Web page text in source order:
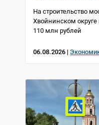
На строительство
Хвойнинском
110 млн рублей
06.08.2026 |